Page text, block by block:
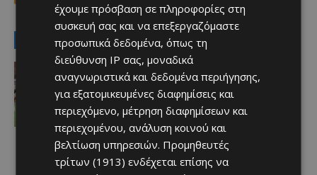
LATEST NEWS
Αθλητικά
Έχασε στο φινάλε… Άξιζε το “διπλό”
η Πάφος
Afentiko 06/08/2026
έχουμε πρόσβαση σε πληροφορίες στη
συσκευή σας και να επεξεργαζόμαστε
προσωπικά δεδομένα, όπως τη
διεύθυνση IP σας, μοναδικά
αναγνωριστικά και δεδομένα περιήγησης,
για εξατομικευμένες διαφημίσεις και
περιεχόμενο, μέτρηση διαφημίσεων και
περιεχομένου, ανάλυση κοινού και
βελτίωση υπηρεσιών. Προμηθευτές
τρίτων (1913) ενδέχεται επίσης να